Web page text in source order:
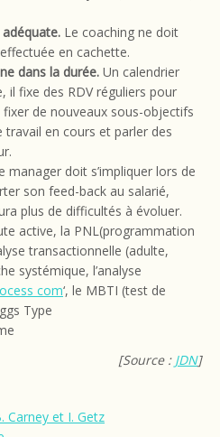
Le coaching ne doit
en cachette.
dans la durée. Un calendrier
il fixe des RDV réguliers pour
de nouveaux sous-objectifs
en cours et parler des
manager doit s’impliquer lors de
son feed-back au salarié,
plus de difficultés à évoluer.
active, la PNL(programmation
transactionnelle (adulte,
systémique, l’analyse
com‘, le MBTI (test de
Type
[Source : JDN]
Carney et I. Getz